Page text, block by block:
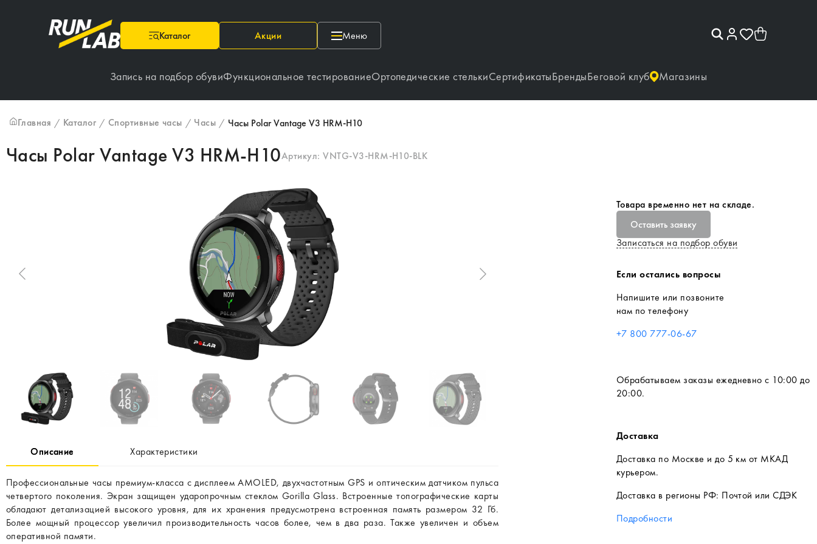
Каталог Акции Меню
Запись на подбор обувиФункциональное тестированиеОртопедические стелькиСертификатыБрендыБеговой клуб Магазины
Главная / Каталог / Спортивные часы / Часы / Часы Polar Vantage V3 HRM-H10
Часы Polar Vantage V3 HRM-H10Артикул:VNTG-V3-HRM-H10-BLK
Описание Характеристики
Профессиональные часы премиум-класса с дисплеем AMOLED, двухчастотным GPS и оптическим датчиком пульса
четвертого поколения. Экран защищен ударопрочным стеклом Gorilla Glass. Встроенные топографические карты
обладают детализацией высокого уровня, для их хранения предусмотрена встроенная память размером 32 Гб.
Более мощный процессор увеличил производительность часов более, чем в два раза. Также увеличен и объем
оперативной памяти.
Товара временно нет на складе.
Оставить заявку
Записаться на подбор обуви
Если остались вопросы
Напишите или позвоните
нам по телефону
+7 800 777-06-67
Обрабатываем заказы ежедневно с 10:00 до
20:00.
Доставка
Доставка по Москве и до 5 км от МКАД
курьером.
Доставка в регионы РФ: Почтой или СДЭК
Подробности